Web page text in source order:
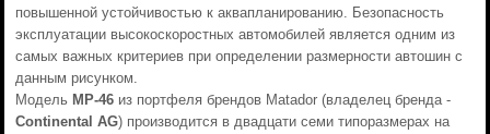
повышенной устойчивостью к аквапланированию. Безопасность
эксплуатации высокоскоростных автомобилей является одним из
самых важных критериев при определении размерности автошин с
данным рисунком.
Модель МР-46из портфеля брендов Matador (владелец бренда -
Continental AG) производится в двадцати семи типоразмерах на